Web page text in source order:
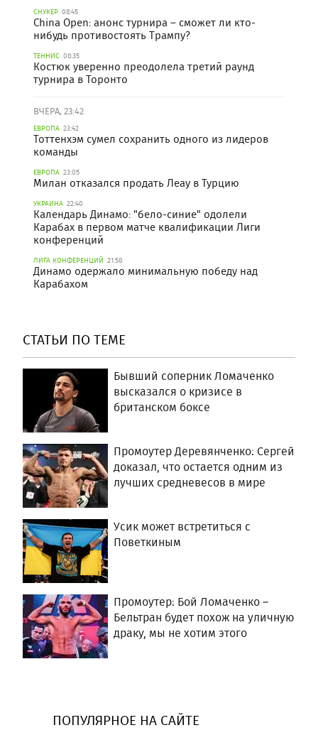
СНУКЕР 08:45
China Open: анонс турнира – сможет ли кто-
нибудь противостоять Трампу?
ТЕННИС 08:35
Костюк уверенно преодолела третий раунд
турнира в Торонто
ВЧЕРА, 23:42
ЕВРОПА 23:42
Тоттенхэм сумел сохранить одного из лидеров
команды
ЕВРОПА 23:05
Милан отказался продать Леау в Турцию
УКРАИНА 22:40
Календарь Динамо: "бело-синие" одолели
Карабах в первом матче квалификации Лиги
конференций
ЛИГА КОНФЕРЕНЦИЙ 21:58
Динамо одержало минимальную победу над
Карабахом
СТАТЬИ ПО ТЕМЕ
Бывший соперник Ломаченко
высказался о кризисе в
британском боксе
Промоутер Деревянченко: Сергей
доказал, что остается одним из
лучших средневесов в мире
Усик может встретиться с
Поветкиным
Промоутер: Бой Ломаченко –
Бельтран будет похож на уличную
драку, мы не хотим этого
ПОПУЛЯРНОЕ НА САЙТЕ